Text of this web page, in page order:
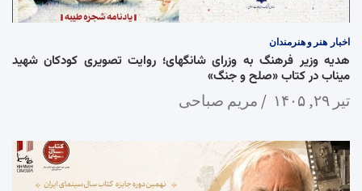
اخبار هنر و هنرمندان
هدیه وزیر فرهنگ به وزرای شانگهای؛ روایت تصویری کودکان شهید
میناب در کتاب «صلح و جنگ»
تیر ۲۹, ۱۴۰۵ مریم صباحی